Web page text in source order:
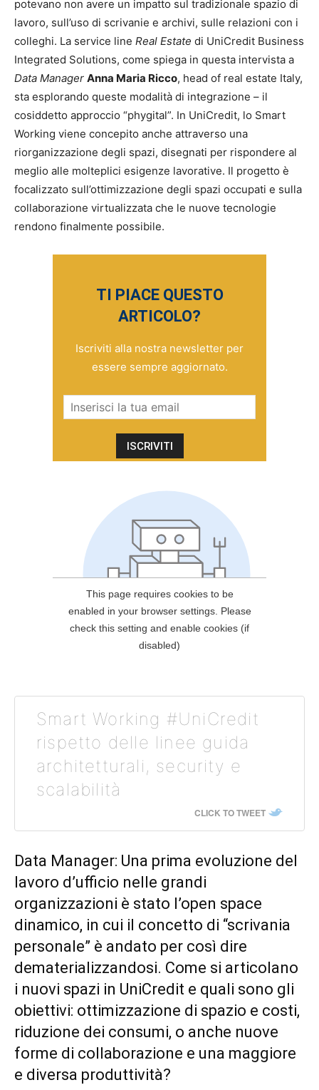
potevano non avere un impatto sul tradizionale spazio di
lavoro, sull’uso di scrivanie e archivi, sulle relazioni con i
colleghi. La service line Real Estate di UniCredit Business
Integrated Solutions, come spiega in questa intervista a
Data Manager Anna Maria Ricco, head of real estate Italy,
sta esplorando queste modalità di integrazione – il
cosiddetto approccio “phygital”. In UniCredit, lo Smart
Working viene concepito anche attraverso una
riorganizzazione degli spazi, disegnati per rispondere al
meglio alle molteplici esigenze lavorative. Il progetto è
focalizzato sull’ottimizzazione degli spazi occupati e sulla
collaborazione virtualizzata che le nuove tecnologie
rendono finalmente possibile.
TI PIACE QUESTO
ARTICOLO?
Iscriviti alla nostra newsletter per
essere sempre aggiornato.
Smart Working #UniCredit
rispetto delle linee guida
architetturali, security e
scalabilità
CLICK TO TWEET
Data Manager: Una prima evoluzione del
lavoro d’ufficio nelle grandi
organizzazioni è stato l’open space
dinamico, in cui il concetto di “scrivania
personale” è andato per così dire
dematerializzandosi. Come si articolano
i nuovi spazi in UniCredit e quali sono gli
obiettivi: ottimizzazione di spazio e costi,
riduzione dei consumi, o anche nuove
forme di collaborazione e una maggiore
e diversa produttività?